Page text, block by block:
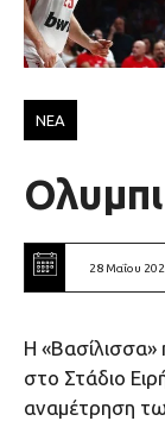
ΝΕΑ
28 Μαΐου
Η
στο Στάδιο
αναμέτρηση